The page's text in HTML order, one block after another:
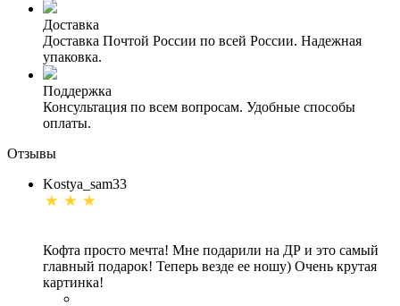
Доставка
Доставка Почтой России по всей России. Надежная
упаковка.
Поддержка
Консультация по всем вопросам. Удобные способы
оплаты.
Отзывы
Kostya_sam33
Кофта просто мечта! Мне подарили на ДР и это самый
главный подарок! Теперь везде ее ношу) Очень крутая
картинка!